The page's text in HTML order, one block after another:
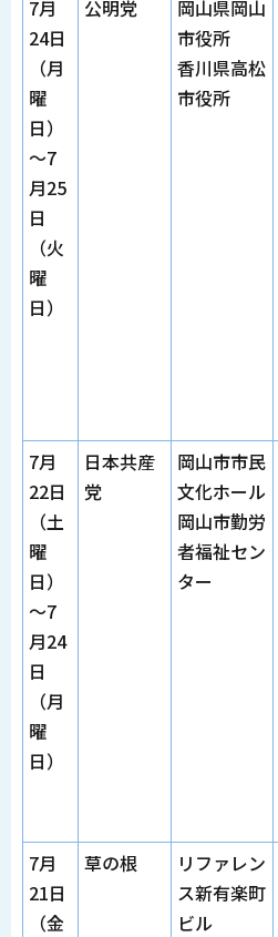
7月
24日
（月
曜
日）
～7
月25
日
（火
曜
日）
公明党
岡山県岡山
市役所
香川県高松
市役所
7月
22日
（土
曜
日）
～7
月24
日
（月
曜
日）
日本共産
党
岡山市市民
文化ホール
岡山市勤労
者福祉セン
ター
7月
21日
（金
草の根
リファレン
ス新有楽町
ビル